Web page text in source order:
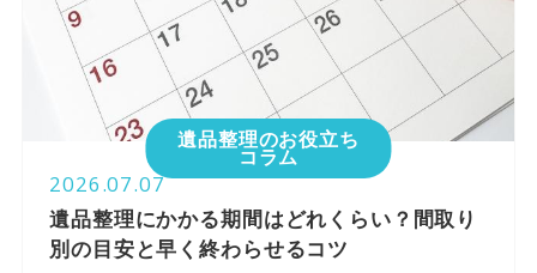
遺品整理のお役立ち
コラム
2026.07.07
遺品整理にかかる期間はどれくらい？間取り
別の目安と早く終わらせるコツ